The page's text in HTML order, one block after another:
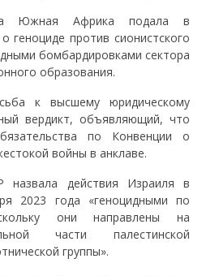
Южная Африка подала в
геноциде против сионистского
бомбардировками сектора
образования.
к высшему юридическому
вердикт, объявляющий, что
по Конвенции о
войны в анклаве.
действия Израиля в
2023 года «геноцидными по
они направлены на
части палестинской
группы».